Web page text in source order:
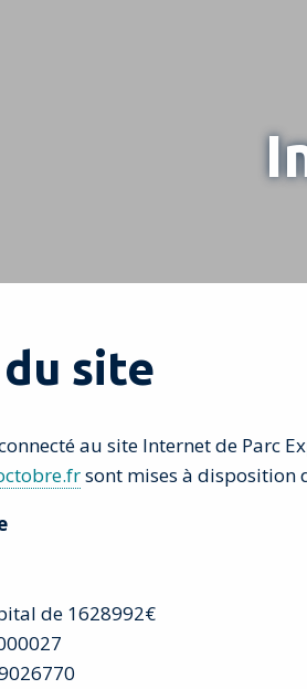
site
au site Internet de Parc
sont mises à disposition
de 1628992€